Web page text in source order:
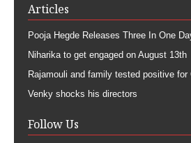
Articles
Pooja Hegde Releases Three In One
Niharika to get engaged on August 13th
Rajamouli and family tested positive for
Venky shocks his directors
Follow Us